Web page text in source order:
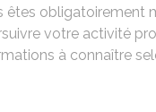
êtes obligatoirement
votre activité
à connaître